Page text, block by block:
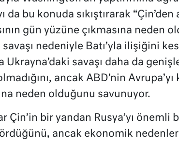
da bu konuda sıkıştırarak “Çin’den
gün yüzüne çıkmasına neden
nedeniyle Batı’yla ilişiğini
Ukrayna’daki savaşı daha da
ancak ABD’nin Avrupa’yı
neden olduğunu savunuyor.
Çin’in bir yandan Rusya’yı önemli
ancak ekonomik